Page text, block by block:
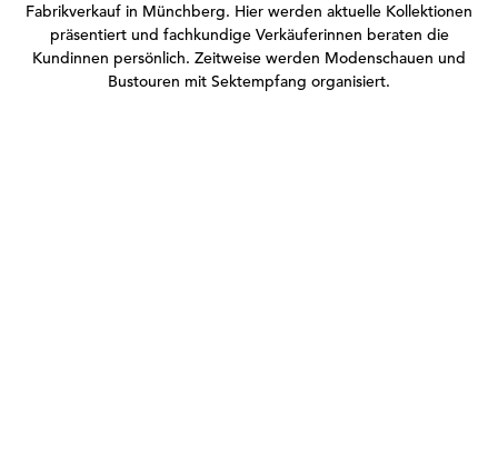
Fabrikverkauf in Münchberg. Hier werden aktuelle Kollektionen
präsentiert und fachkundige Verkäuferinnen beraten die
Kundinnen persönlich. Zeitweise werden Modenschauen und
Bustouren mit Sektempfang organisiert.